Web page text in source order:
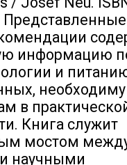
информацию
и
в
Книга служит
мостом
научными